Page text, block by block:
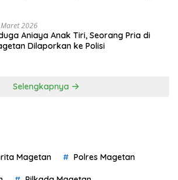
2026
Aniaya Anak Tiri, Seorang Pria di
Dilaporkan ke Polisi
Selengkapnya
Magetan Polres Magetan